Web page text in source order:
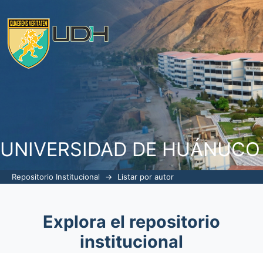
UNIVERSIDAD DE HUÁNUCO
Repositorio Institucional → Listar por autor
Explora el repositorio
institucional